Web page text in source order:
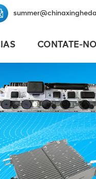
CONTATE-